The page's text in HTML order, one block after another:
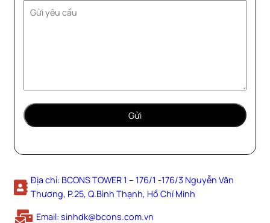
Địa chỉ: BCONS TOWER 1 – 176/1 -176/3 Nguyễn Văn
Thương, P.25, Q.Bình Thạnh, Hồ Chí Minh
Email: sinhdk@bcons.com.vn